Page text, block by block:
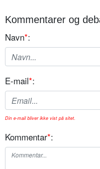
Kommentarer og
Navn*:
E-mail*:
Din e-mail bliver ikke vist på sitet.
Kommentar*: